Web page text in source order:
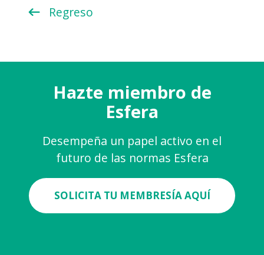
Regreso
Hazte miembro de
Esfera
Desempeña un papel activo en el
futuro de las normas Esfera
SOLICITA TU MEMBRESÍA AQUÍ